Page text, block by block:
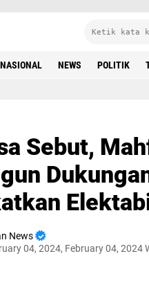
NEWS POLITIK
Sebut,
News
04, 2024, February 04, 2024